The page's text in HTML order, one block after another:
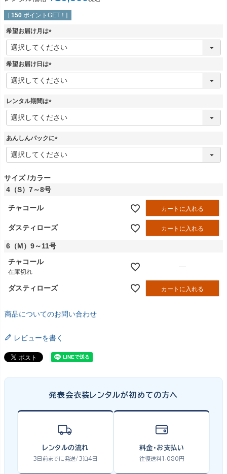
[ 150 ポイントGET！]
希望お届け月は
(
必
希望お届け日は
(
必
)
レンタル期間は
(
必
)
あんしんパックに
(
必
サイズ カラー
4（S）7～8号
チャコール カートに入れる
ダスティローズ カートに入れる
6（M）9～11号
チャコール
在庫切れ
—
ダスティローズ カートに入れる
商品についてのお問い合わせ
レビューを書く
発表会衣装レンタルが初めての方へ
レンタルの流れ
3日前までに発送/3泊4日
料金・お支払い
往復送料1,080円